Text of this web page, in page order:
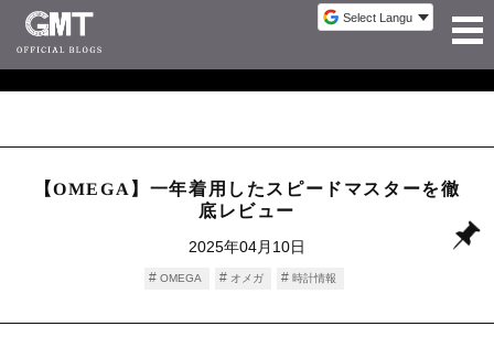
【OMEGA】一年着用したスピードマスターを徹
底レビュー
2025年04月10日
OMEGA オメガ 時計情報